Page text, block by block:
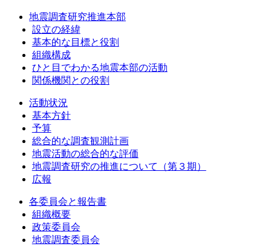
地震調査研究推進本部
設立の経緯
基本的な目標と役割
組織構成
ひと目でわかる地震本部の活動
関係機関との役割
活動状況
基本方針
予算
総合的な調査観測計画
地震活動の総合的な評価
地震調査研究の推進について（第３期）
広報
各委員会と報告書
組織概要
政策委員会
地震調査委員会